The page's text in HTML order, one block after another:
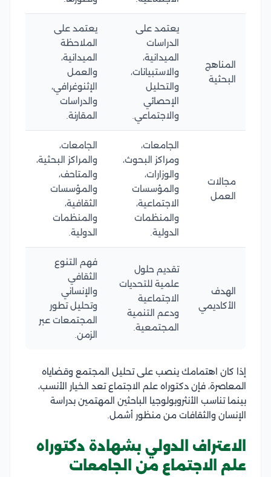
المناهج
البحثية
يعتمد على
الدراسات
الميدانية،
والاستبيانات،
والتحليل
الإحصائي
والاجتماعي.
يعتمد على
الملاحظة
الميدانية،
والعمل
الإثنوغرافي،
والدراسات
المقارنة.
مجالات
العمل
الجامعات،
ومراكز البحوث،
والوزارات،
والمؤسسات
الاجتماعية،
والمنظمات
الدولية.
الجامعات،
والمراكز البحثية،
والمتاحف،
والمؤسسات
الثقافية،
والمنظمات
الدولية.
الهدف
الأكاديمي
تقديم حلول
علمية للتحديات
الاجتماعية
ودعم التنمية
المجتمعية.
فهم التنوع
الثقافي
والإنساني
وتحليل تطور
المجتمعات عبر
الزمن.
إذا كان اهتمامك ينصب على تحليل المجتمع وقضاياه
المعاصرة، فإن دكتوراه علم الاجتماع تعد الخيار الأنسب،
بينما تناسب الأنثروبولوجيا الباحثين المهتمين بدراسة
الإنسان والثقافات من منظور أشمل.
الاعتراف الدولي بشهادة دكتوراه
علم الاجتماع من الجامعات